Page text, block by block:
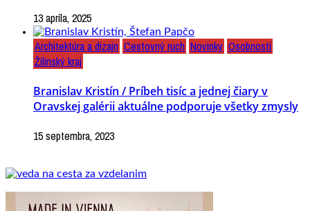
13 apríla, 2025
Architektúra a dizajn Cestovný ruch Novinky Osobnosti
Žilinský kraj
Branislav Kristín / Príbeh tisíc a jednej čiary v
Oravskej galérii aktuálne podporuje všetky zmysly
15 septembra, 2023